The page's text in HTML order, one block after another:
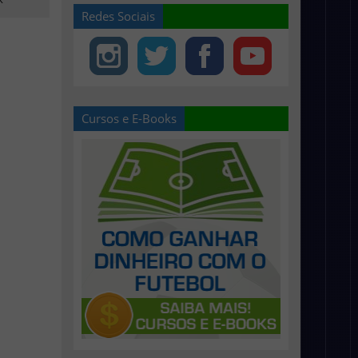
Redes Sociais
Cursos e E-Books